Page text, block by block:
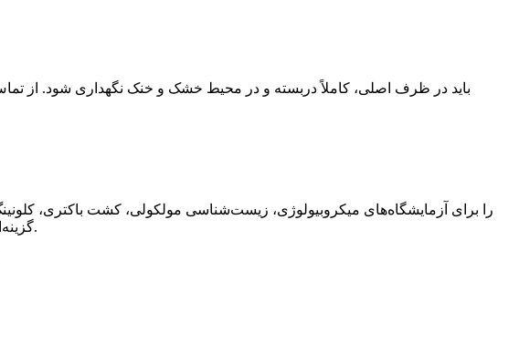
فرمول استاندارد Sigma-Aldrich گزینه‌ای مناسب برای دانشگاه‌ها، مراکز تحقیقاتی و آزمایشگاه‌های تخصصی محسوب می‌شود.